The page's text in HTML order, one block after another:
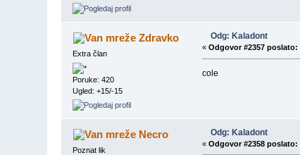
Zdravko
Extra član
Poruke: 420
Ugled: +15/-15
Odg: Kaladont
« Odgovor #2357 poslato:
cole
Necro
Poznat lik
Odg: Kaladont
« Odgovor #2358 poslato: